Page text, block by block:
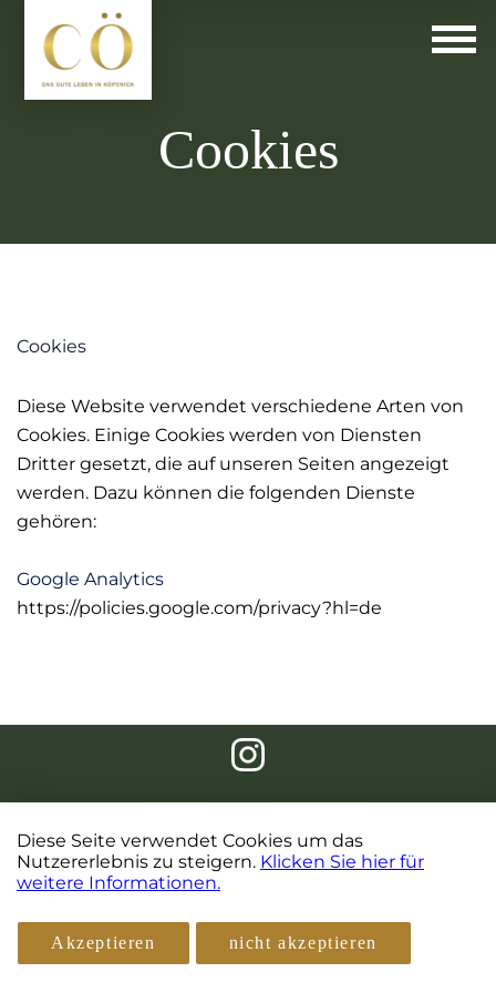
Diese Seite verwendet Cookies um das
Nutzererlebnis zu steigern. Klicken Sie hier für
weitere Informationen.
Akzeptieren nicht akzeptieren
Cookies
Cookies
Diese Website verwendet verschiedene Arten von
Cookies. Einige Cookies werden von Diensten
Dritter gesetzt, die auf unseren Seiten angezeigt
werden. Dazu können die folgenden Dienste
gehören:
Google Analytics
https://policies.google.com/privacy?hl=de
Copyright 2026 Cö, Köpenick
Datenschutz
Impressum
Durch: Neubau Office